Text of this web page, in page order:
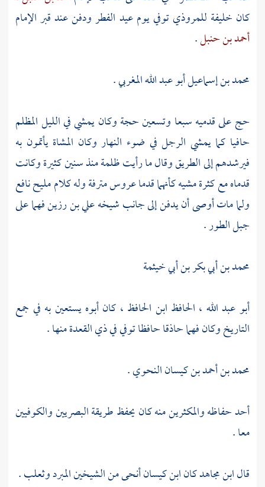
كان خليفة للمروذيتوفي يوم عيد الفطر ودفن عند قبر الإمام
أحمد بن حنبل.
محمد بن إسماعيل أبو عبد الله المغربي.
حج على قدميه سبعا وتسعين حجة وكان يمشي في الليل المظلم
حافيا كما يمشي الرجل في ضوء النهار وكان المشاة يأتمون به
فيرشدهم إلى الطريق وقال ما رأيت ظلمة منذ سنين كثيرة وكانت
قدماه مع كثرة مشيه كأنهما قدما عروس مترفة وله كلام مليح نافع
ولما مات أوصى أن يدفن إلى جانب شيخهعلي بن رزينفهما على
جبل الطور .
محمد بن أبي بكر بن أبي خيثمة
أبو عبد الله ، الحافظ ابن الحافظ ، كان أبوه يستعين به في جمع
التاريخ وكان فهما حاذقا حافظا توفي في ذي القعدة منها .
محمد بن أحمد بن كيسان النحوي.
أحد حفاظه والمكثرين منه كان يحفظ طريقة البصريين والكوفيين
معا .
قالابن مجاهدكانابن كيسانأنحى من الشيخينالمبردوثعلب .